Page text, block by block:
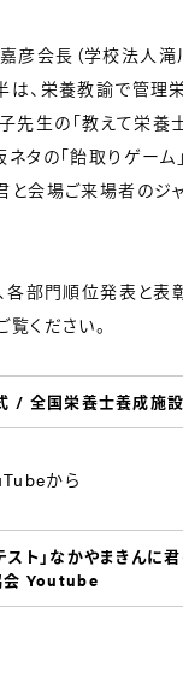
会長（学校法人滝
は、栄養教諭で管理
生の「教えて栄養士
タの「飴取りゲー
と会場ご来場者のジ
各部門順位発表と表
ください。
/ 全国栄養士養成施
から
ト」なかやまきんに
会 Youtube